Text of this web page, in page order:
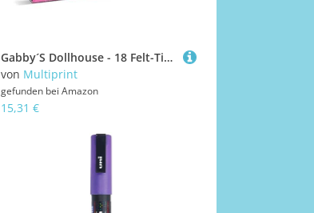
Gabby´S Dollhouse - 18 Felt-Tip pens
von Multiprint
gefunden bei Amazon
15,31 €